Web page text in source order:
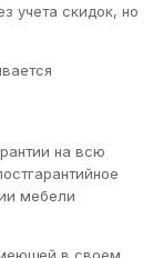
учета скидок, но
на всю
мебели
в своем